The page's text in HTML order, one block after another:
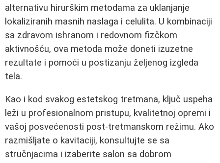
alternativu hirurškim metodama za uklanjanje
lokaliziranih masnih naslaga i celulita. U kombinaciji
sa zdravom ishranom i redovnom fizčkom
aktivnošću, ova metoda može doneti izuzetne
rezultate i pomoći u postizanju željenog izgleda
tela.
Kao i kod svakog estetskog tretmana, ključ uspeha
leži u profesionalnom pristupu, kvalitetnoj opremi i
vašoj posvećenosti post-tretmanskom režimu. Ako
razmišljate o kavitaciji, konsultujte se sa
stručnjacima i izaberite salon sa dobrom